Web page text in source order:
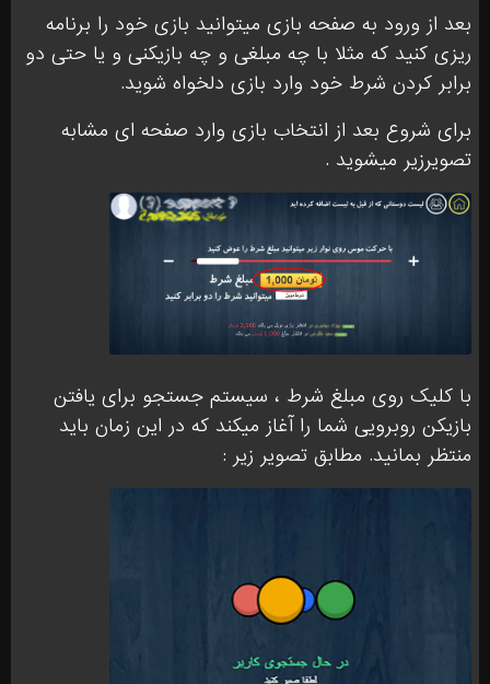
بعد از ورود به صفحه بازی میتوانید بازی خود را برنامه
ریزی کنید که مثلا با چه مبلغی و چه بازیکنی و یا حتی دو
برابر کردن شرط خود وارد بازی دلخواه شوید.
برای شروع بعد از انتخاب بازی وارد صفحه ای مشابه
تصویرزیر میشوید .
با کلیک روی مبلغ شرط ، سیستم جستجو برای یافتن
بازیکن روبرویی شما را آغاز میکند که در این زمان باید
منتظر بمانید. مطابق تصویر زیر :